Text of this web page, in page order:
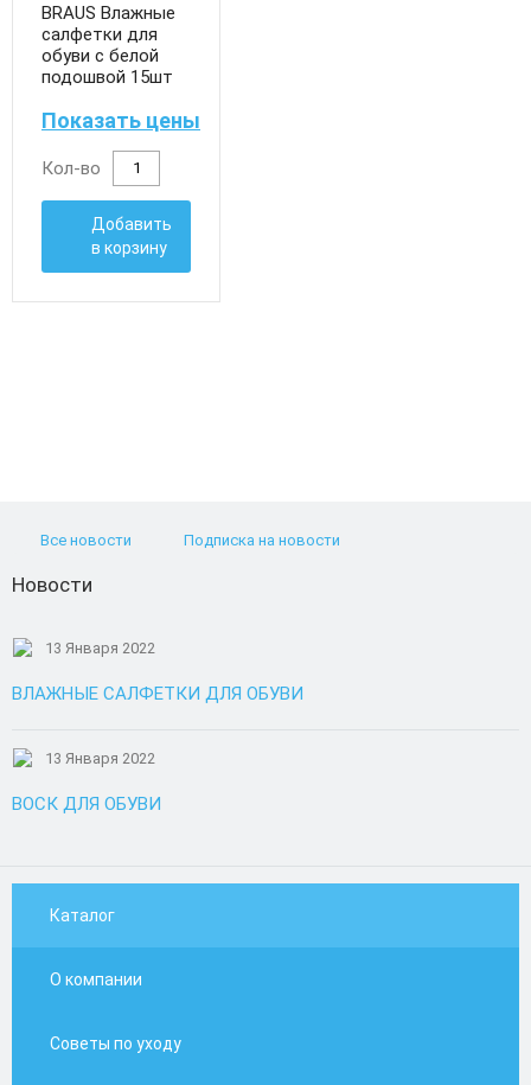
BRAUS Влажные
салфетки для
обуви с белой
подошвой 15шт
Показать цены
Кол-во
Добавить
в корзину
Все новости Подписка на новости
Новости
13 Января 2022
ВЛАЖНЫЕ САЛФЕТКИ ДЛЯ ОБУВИ
13 Января 2022
ВОСК ДЛЯ ОБУВИ
Каталог
О компании
Советы по уходу